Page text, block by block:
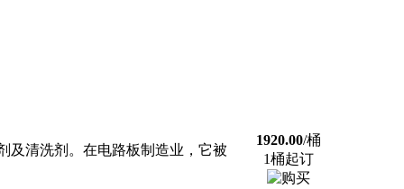
及清洗剂。在电路板制造业，它被
1920.00/桶
1桶起订